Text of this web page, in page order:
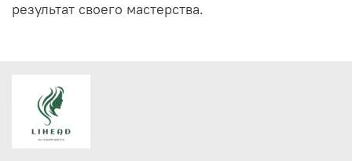
результат своего мастерства.